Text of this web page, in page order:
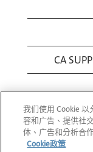
CA
我们使用 Cookie
容和广告、提供社
体、广告和分析合
Cookie政策